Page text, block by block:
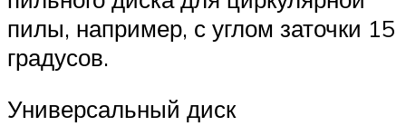
пилы, например, с углом заточки 15
градусов.
Универсальный диск